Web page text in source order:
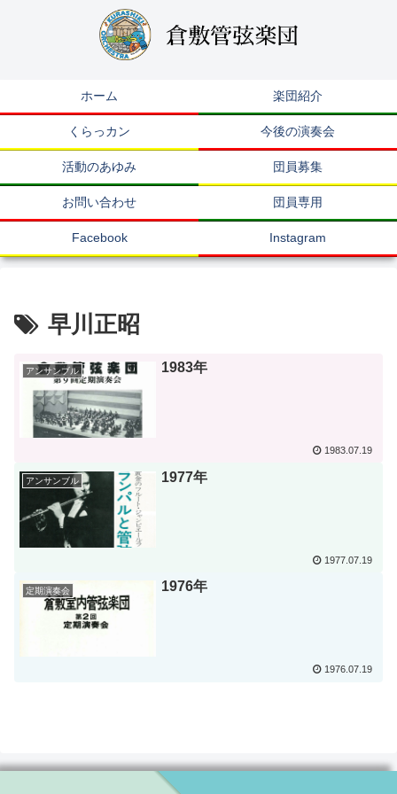
ホーム 楽団紹介
くらっカン 今後の演奏会
活動のあゆみ 団員募集
お問い合わせ 団員専用
Facebook Instagram
早川正昭
アンサンブル 1983年
1983.07.19
アンサンブル 1977年
1977.07.19
定期演奏会 1976年
1976.07.19